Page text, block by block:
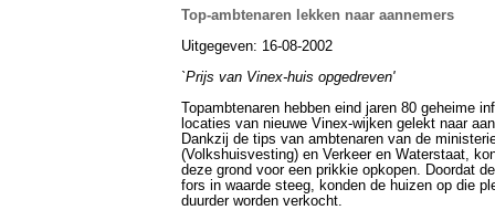
Top-ambtenaren lekken naar aannemers
Uitgegeven: 16-08-2002
`Prijs van Vinex-huis opgedreven'
Topambtenaren hebben eind jaren 80 geheime
locaties van nieuwe Vinex-wijken gelekt naar
Dankzij de tips van ambtenaren van de
(Volkshuisvesting) en Verkeer en Waterstaat,
deze grond voor een prikkie opkopen. Doordat
fors in waarde steeg, konden de huizen op die
duurder worden verkocht.